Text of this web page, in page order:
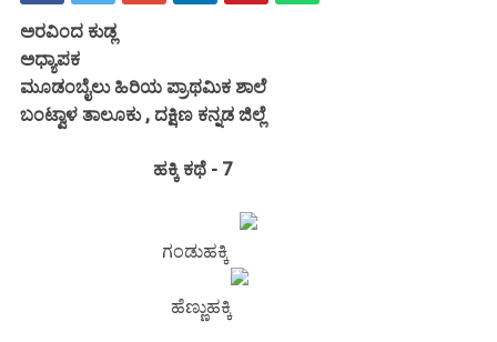
ಅರವಿಂದ ಕುಡ್ಲ
ಅಧ್ಯಾಪಕ
ಮೂಡಂಬೈಲು ಹಿರಿಯ ಪ್ರಾಥಮಿಕ ಶಾಲೆ
ಬಂಟ್ವಾಳ ತಾಲೂಕು , ದಕ್ಷಿಣ ಕನ್ನಡ ಜಿಲ್ಲೆ
ಹಕ್ಕಿ ಕಥೆ - 7
ಗಂಡುಹಕ್ಕಿ
ಹೆಣ್ಣುಹಕ್ಕಿ